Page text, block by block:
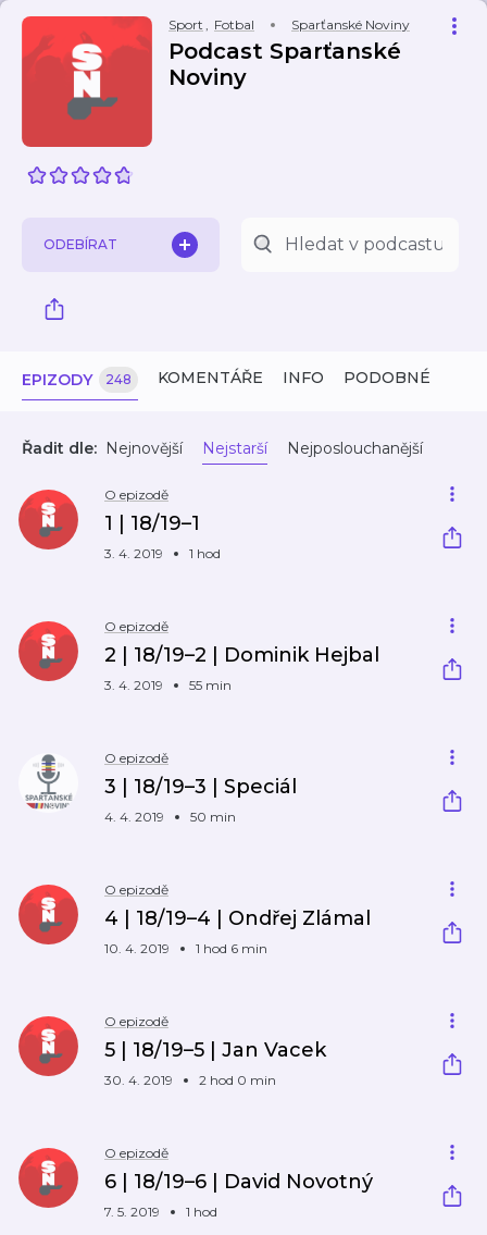
Sport , Fotbal Sparťanské Noviny
Podcast Sparťanské
Noviny
ODEBÍRAT
EPIZODY 248 KOMENTÁŘE INFO PODOBNÉ
Řadit dle: Nejnovější Nejstarší Nejposlouchanější
O epizodě
1 | 18/19–1
3. 4. 2019 1 hod
O epizodě
2 | 18/19–2 | Dominik Hejbal
3. 4. 2019 55 min
O epizodě
3 | 18/19–3 | Speciál
4. 4. 2019 50 min
O epizodě
4 | 18/19–4 | Ondřej Zlámal
10. 4. 2019 1 hod 6 min
O epizodě
5 | 18/19–5 | Jan Vacek
30. 4. 2019 2 hod 0 min
O epizodě
6 | 18/19–6 | David Novotný
7. 5. 2019 1 hod